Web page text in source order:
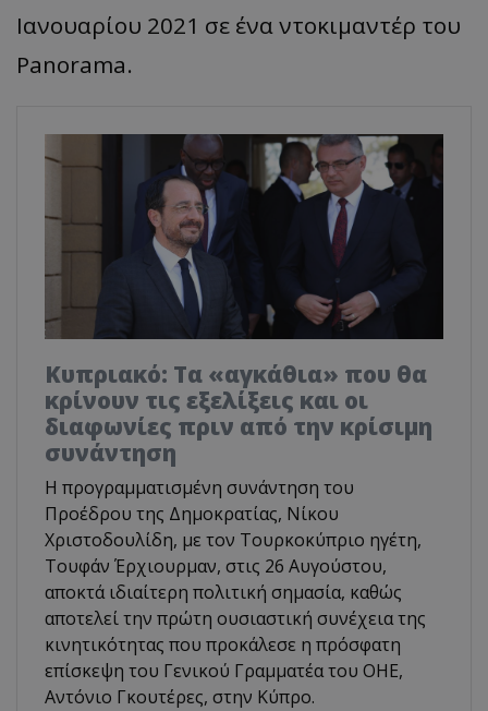
Ιανουαρίου 2021 σε ένα ντοκιμαντέρ του
Panorama.
Κυπριακό: Τα «αγκάθια» που θα
κρίνουν τις εξελίξεις και οι
διαφωνίες πριν από την κρίσιμη
συνάντηση
Η προγραμματισμένη συνάντηση του
Προέδρου της Δημοκρατίας, Νίκου
Χριστοδουλίδη, με τον Τουρκοκύπριο ηγέτη,
Τουφάν Έρχιουρμαν, στις 26 Αυγούστου,
αποκτά ιδιαίτερη πολιτική σημασία, καθώς
αποτελεί την πρώτη ουσιαστική συνέχεια της
κινητικότητας που προκάλεσε η πρόσφατη
επίσκεψη του Γενικού Γραμματέα του ΟΗΕ,
Αντόνιο Γκουτέρες, στην Κύπρο.